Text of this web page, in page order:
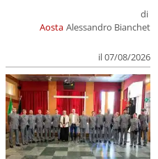
Aosta
di
Alessandro Bianchet
il 07/08/2026